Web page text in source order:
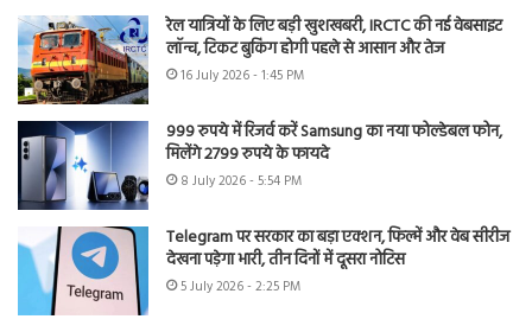
रेल यात्रियों के लिए बड़ी खुशखबरी, IRCTC की नई वेबसाइट
लॉन्च, टिकट बुकिंग होगी पहले से आसान और तेज
16 July 2026 - 1:45 PM
999 रुपये में रिजर्व करें Samsung का नया फोल्डेबल फोन,
मिलेंगे 2799 रुपये के फायदे
8 July 2026 - 5:54 PM
Telegram पर सरकार का बड़ा एक्शन, फिल्में और वेब सीरीज
देखना पड़ेगा भारी, तीन दिनों में दूसरा नोटिस
5 July 2026 - 2:25 PM